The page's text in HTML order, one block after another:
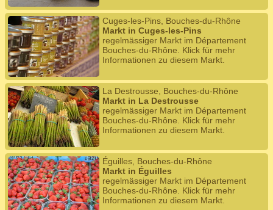
Cuges-les-Pins, Bouches-du-Rhône
Markt in Cuges-les-Pins
regelmässiger Markt im Département
Bouches-du-Rhône. Klick für mehr
Informationen zu diesem Markt.
La Destrousse, Bouches-du-Rhône
Markt in La Destrousse
regelmässiger Markt im Département
Bouches-du-Rhône. Klick für mehr
Informationen zu diesem Markt.
Éguilles, Bouches-du-Rhône
Markt in Éguilles
regelmässiger Markt im Département
Bouches-du-Rhône. Klick für mehr
Informationen zu diesem Markt.